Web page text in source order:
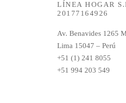
LÍNEA HOGAR
20177164926
Av. Benavides 1265
Lima 15047 – Perú
+51 (1) 241 8055
+51 994 203 549